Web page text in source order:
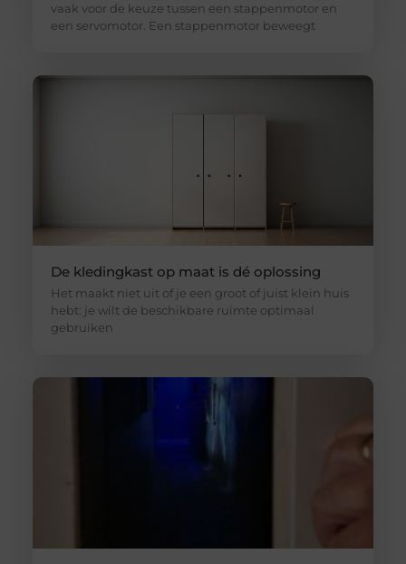
vaak voor de keuze tussen een stappenmotor en
een servomotor. Een stappenmotor beweegt
De kledingkast op maat is dé oplossing
Het maakt niet uit of je een groot of juist klein huis
hebt: je wilt de beschikbare ruimte optimaal
gebruiken